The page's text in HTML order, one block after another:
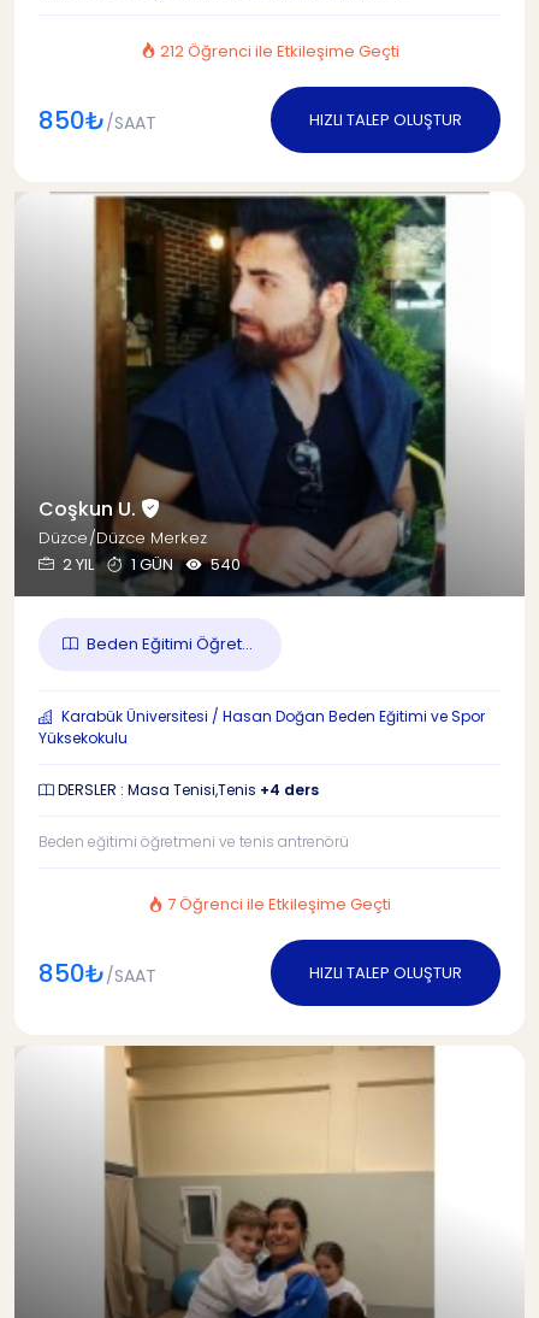
212 Öğrenci ile Etkileşime Geçti
850₺/SAAT HIZLI TALEP OLUŞTUR
Coşkun U.
Düzce/Düzce Merkez
2 YIL
1 GÜN 540
Beden Eğitimi Öğret...
Karabük Üniversitesi / Hasan Doğan Beden Eğitimi ve Spor
Yüksekokulu
DERSLER : Masa Tenisi,Tenis +4 ders
Beden eğitimi öğretmeni ve tenis antrenörü
7 Öğrenci ile Etkileşime Geçti
850₺/SAAT HIZLI TALEP OLUŞTUR